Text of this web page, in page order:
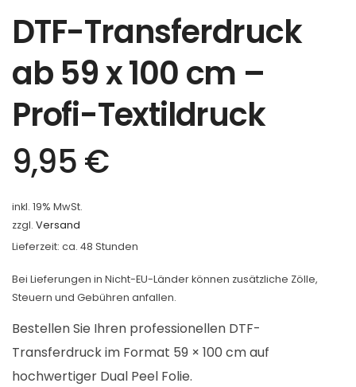
DTF-Transferdruck
ab 59 x 100 cm –
Profi-Textildruck
9,95€
inkl. 19% MwSt.
zzgl. Versand
Lieferzeit: ca. 48 Stunden
Bei Lieferungen in Nicht-EU-Länder können zusätzliche Zölle,
Steuern und Gebühren anfallen.
Bestellen Sie Ihren professionellen DTF-
Transferdruck im Format 59 × 100 cm auf
hochwertiger Dual Peel Folie.